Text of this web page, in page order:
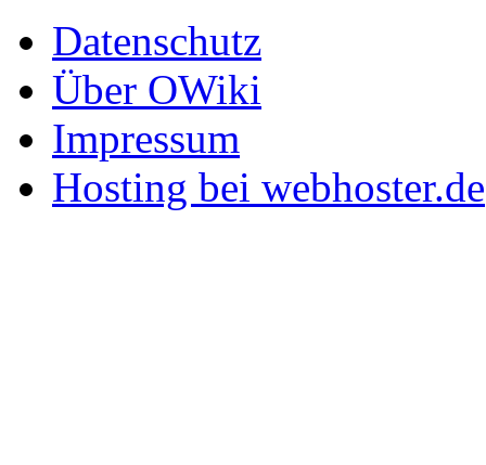
Datenschutz
Über OWiki
Impressum
Hosting bei webhoster.de